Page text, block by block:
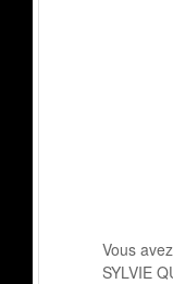
Vous
SYLVIE